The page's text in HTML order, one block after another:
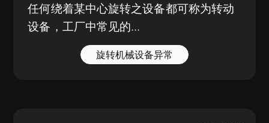
任何绕着某中心旋转之设备都可称为转动
设备，工厂中常见的...
旋转机械设备异常